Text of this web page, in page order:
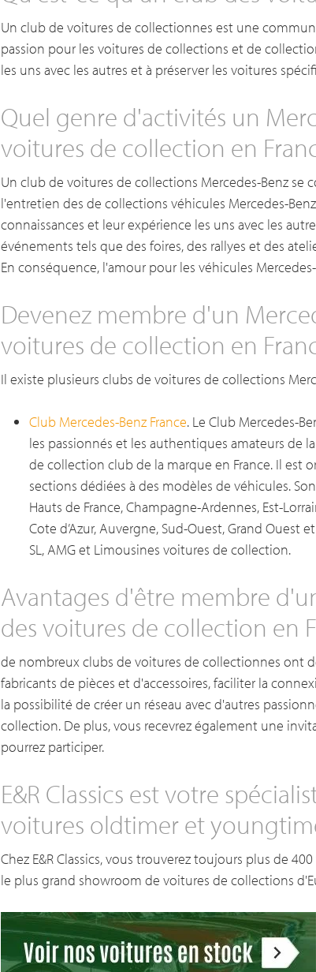
Un club de voitures de collectionnes est une
passion pour les voitures de collections et de
les uns avec les autres et à préserver les voitures
Quel genre d'activités un
voitures de collection en
Un club de voitures de collections Mercedes-Benz
l'entretien des de collections véhicules Mercedes-
connaissances et leur expérience les uns avec les
événements tels que des foires, des rallyes et des
En conséquence, l'amour pour les véhicules
Devenez membre d'un
voitures de collection en
Il existe plusieurs clubs de voitures de collections
Club Mercedes-Benz France. Le Club Mercedes-
les passionnés et les authentiques amateurs de
de collection club de la marque en France. Il est
sections dédiées à des modèles de véhicules.
Hauts de France, Champagne-Ardennes, Est-
Cote d’Azur, Auvergne, Sud-Ouest, Grand Ouest
SL, AMG et Limousines voitures de collection.
Avantages d'être membre
des voitures de collection en
de nombreux clubs de voitures de collectionnes ont
fabricants de pièces et d'accessoires, faciliter la
la possibilité de créer un réseau avec d'autres
collection. De plus, vous recevrez également une
pourrez participer.
E&R Classics est votre
voitures oldtimer et
Chez E&R Classics, vous trouverez toujours plus de
le plus grand showroom de voitures de collections